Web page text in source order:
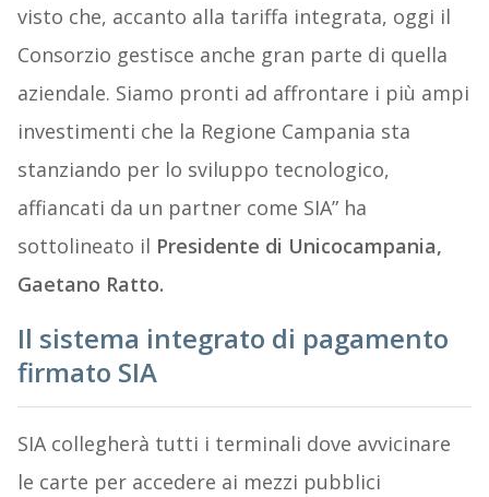
visto che, accanto alla tariffa integrata, oggi il
Consorzio gestisce anche gran parte di quella
aziendale. Siamo pronti ad affrontare i più ampi
investimenti che la Regione Campania sta
stanziando per lo sviluppo tecnologico,
affiancati da un partner come SIA” ha
sottolineato il Presidente di Unicocampania,
Gaetano Ratto.
Il sistema integrato di pagamento
firmato SIA
SIA collegherà tutti i terminali dove avvicinare
le carte per accedere ai mezzi pubblici